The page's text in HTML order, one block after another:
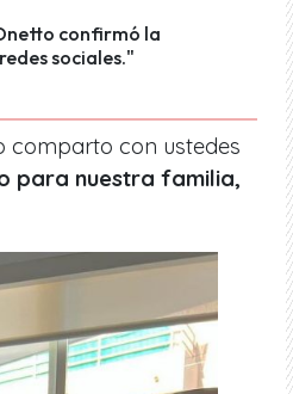
confirmó la
sociales."
comparto con ustedes
para nuestra familia,